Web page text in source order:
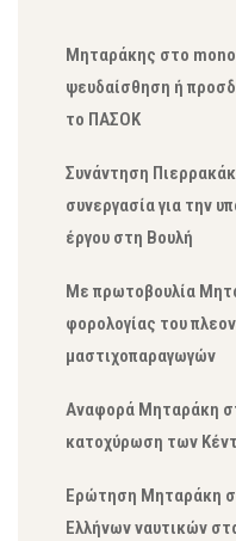
Μηταράκης στο
ψευδαίσθηση ή
το ΠΑΣΟΚ
Συνάντηση
συνεργασία για την
έργου στη Βουλή
Με πρωτοβουλία
φορολογίας του
μαστιχοπαραγωγών
Αναφορά Μηταράκη
κατοχύρωση των
Ερώτηση Μηταράκη
Ελλήνων ναυτικών